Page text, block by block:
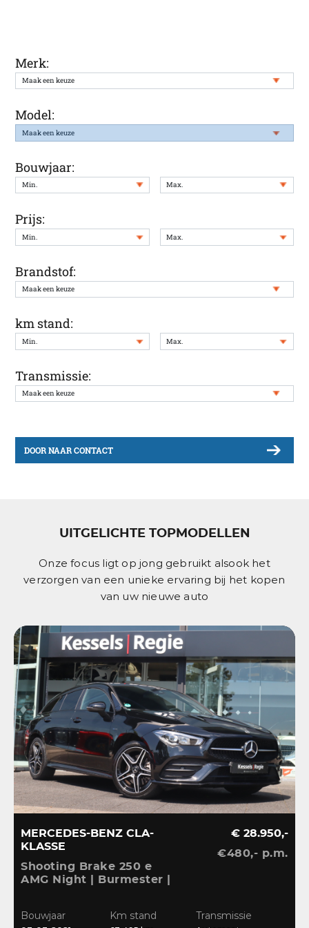
Merk:
Model:
Bouwjaar:
Prijs:
Brandstof:
km stand:
Transmissie:
DOOR NAAR CONTACT
UITGELICHTE TOPMODELLEN
Onze focus ligt op jong gebruikt alsook het
verzorgen van een unieke ervaring bij het kopen
van uw nieuwe auto
MERCEDES-BENZ CLA-
KLASSE
Shooting Brake 250 e
AMG Night | Burmester |
Widescreen |
€ 28.950,-
€480,- p.m.
Bouwjaar Km stand Transmissie